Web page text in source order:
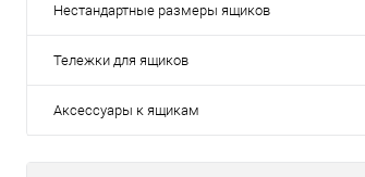
Нестандартные размеры ящиков
Тележки для ящиков
Аксессуары к ящикам